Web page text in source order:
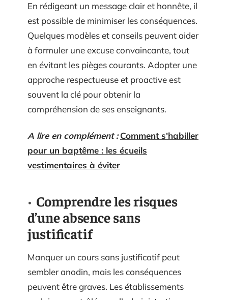
En rédigeant un message clair et honnête, il
est possible de minimiser les conséquences.
Quelques modèles et conseils peuvent aider
à formuler une excuse convaincante, tout
en évitant les pièges courants. Adopter une
approche respectueuse et proactive est
souvent la clé pour obtenir la
compréhension de ses enseignants.
A lire en complément : Comment s'habiller
pour un baptême : les écueils
vestimentaires à éviter
Comprendre les risques
d’une absence sans
justificatif
Manquer un cours sans justificatif peut
sembler anodin, mais les conséquences
peuvent être graves. Les établissements